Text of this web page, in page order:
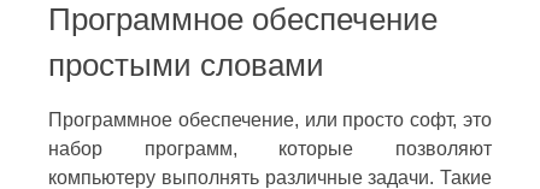
Программное обеспечение
простыми словами
Программное обеспечение, или просто софт, это
набор программ, которые позволяют
компьютеру выполнять различные задачи. Такие